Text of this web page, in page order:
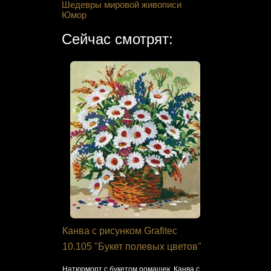
Шедевры мировой живописи
Юмор
Сейчас смотрят:
Канва с рисунком Grafitec
10.105 "Букет полевых цветов"
Натюрморт с букетом ромашек. Канва с